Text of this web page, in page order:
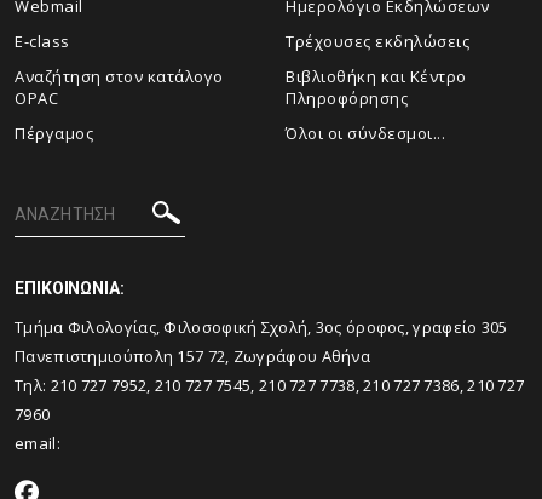
Webmail
E-class
Αναζήτηση στον κατάλογο
OPAC
Πέργαμος
Ημερολόγιο Εκδηλώσεων
Τρέχουσες εκδηλώσεις
Βιβλιοθήκη και Κέντρο
Πληροφόρησης
Όλοι οι σύνδεσμοι...
ΕΠΙΚΟΙΝΩΝΙΑ:
Tμήμα Φιλολογίας, Φιλοσοφική Σχολή, 3ος όροφος, γραφείο 305
Πανεπιστημιούπολη 157 72, Ζωγράφου Αθήνα
Τηλ: 210 727 7952, 210 727 7545, 210 727 7738, 210 727 7386, 210 727
7960
email: